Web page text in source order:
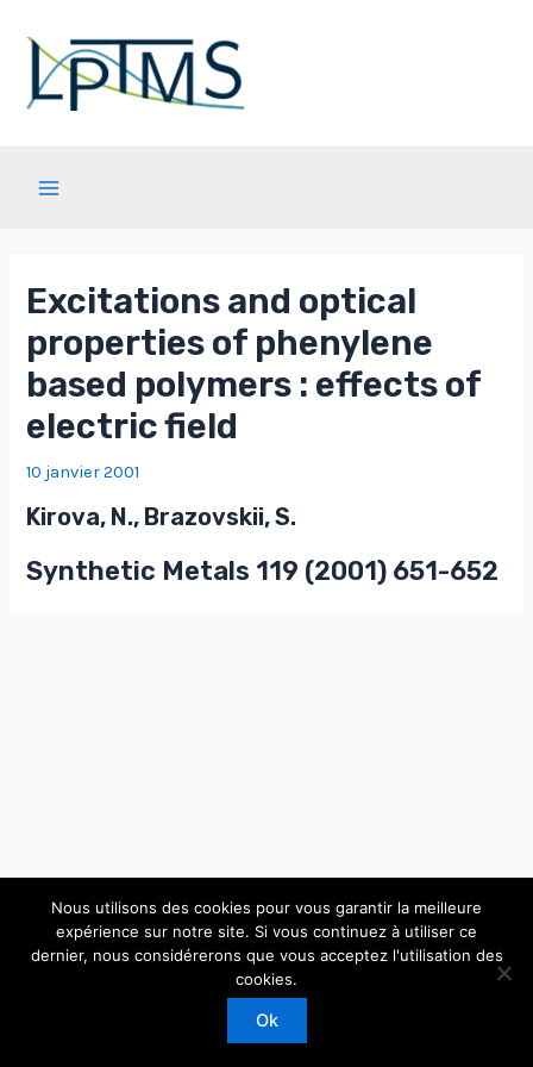
contenu
Excitations and optical
properties of phenylene
based polymers : effects of
electric field
10 janvier 2001
Kirova, N., Brazovskii, S.
Synthetic Metals 119 (2001) 651-652
Copyright © 2026 Laboratoire de Physique Théorique et
Modèles Statistiques
Nous utilisons des cookies pour vous garantir la meilleure
expérience sur notre site. Si vous continuez à utiliser ce
dernier, nous considérerons que vous acceptez l'utilisation des
cookies.
Ok